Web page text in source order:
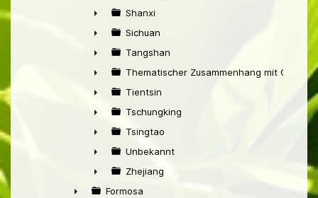
►
►
Shanxi
►
Sichuan
►
Tangshan
►
Thematischer Zusammenhang mit China
►
Tientsin
►
Tschungking
►
Tsingtao
►
Unbekannt
►
Zhejiang
Formosa